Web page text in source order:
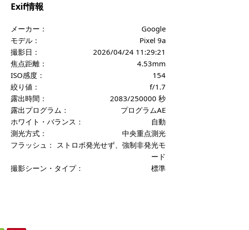
Exif情報
メーカー：
Google
モデル：
Pixel 9a
撮影日：
2026/04/24 11:29:21
焦点距離：
4.53mm
ISO感度：
154
絞り値：
f/1.7
露出時間：
2083/250000 秒
露出プログラム：
プログラムAE
ホワイト・バランス：
自動
測光方式：
中央重点測光
フラッシュ： ストロボ発光せず、強制非発光モ
ード
撮影シーン・タイプ：
標準